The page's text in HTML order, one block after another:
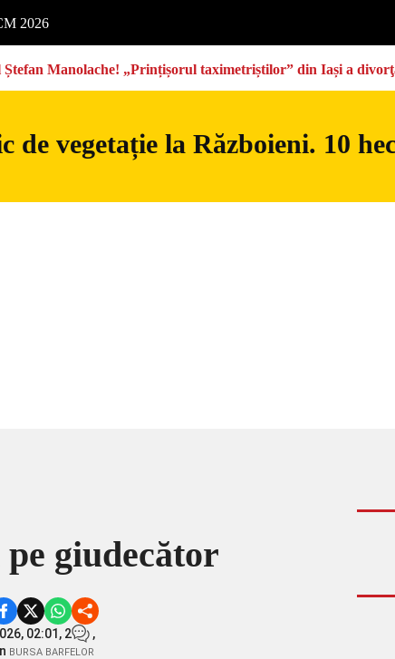
2026
Manolache! „Prințișorul taximetriștilor” din Iași a
de vegetație la Războieni. 10
giudecător
02:01, 2
,
BURSA BARFELOR